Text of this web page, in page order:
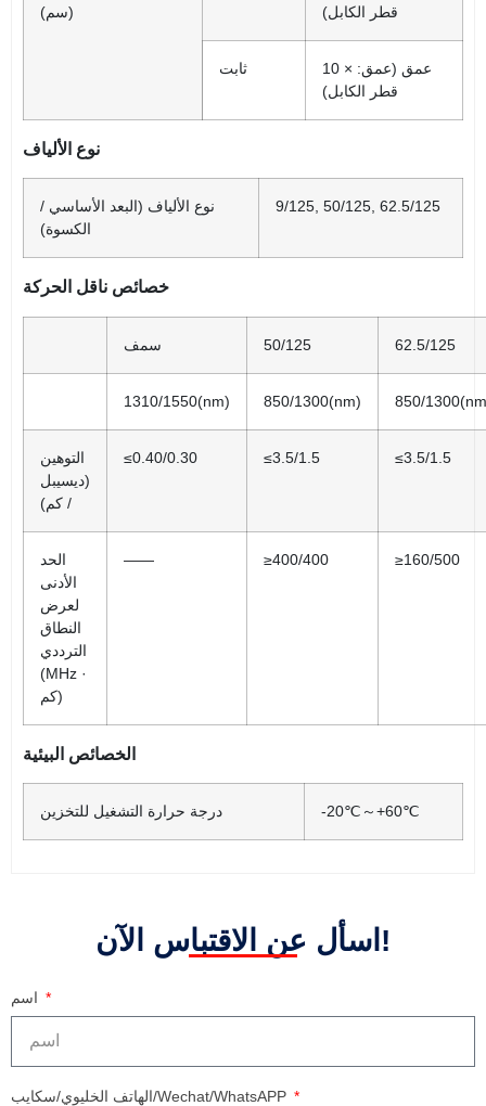
(سم) قطر الكابل)
ثابت
10 × عمق (عمق:
قطر الكابل)
نوع الألياف
نوع الألياف (البعد الأساسي /
الكسوة)
9/125, 50/125, 62.5/125
خصائص ناقل الحركة
سمف 50/125 62.5/125
1310/1550(nm) 850/1300(nm) 850/
التوهين
(ديسيبل
/ كم)
≤0.40/0.30 ≤3.5/1.5 ≤3.5/1.5
الحد
الأدنى
لعرض
النطاق
الترددي
(MHz ·
كم)
—— ≥400/400 ≥160/500
الخصائص البيئية
درجة حرارة التشغيل للتخزين -20℃～+60℃
اسأل عن الاقتباس الآن!
الهاتف الخليوي/سكايب/Wechat/WhatsAPP